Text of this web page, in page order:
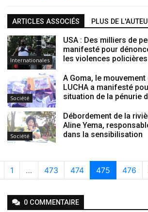
ARTICLES ASSOCIÉS PLUS DE
Internationales
USA : Des milliers de
manifesté pour
les violences policières
Société
A Goma, le
LUCHA a manifesté
situation de la pénurie
Société
Débordement de la
Aline Yema,
dans la sensibilisation
1 … 473 474 475 476
0 COMMENTAIRE